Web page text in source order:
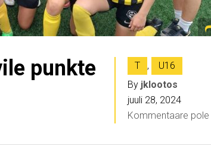
punkte
T ,
U16
By jklootos
juuli 28, 2024
Kommentaare pole